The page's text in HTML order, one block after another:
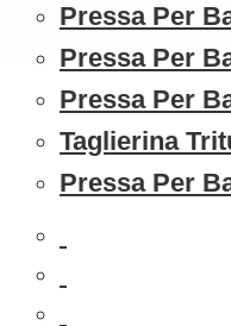
Pressa Per
Pressa Per
Pressa Per
Taglierina
Pressa Per